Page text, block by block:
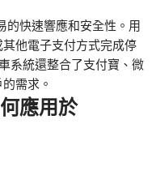
的快速響應和安全性。用
他電子支付方式完成停
系統還整合了支付寶、微
需求。
應用於